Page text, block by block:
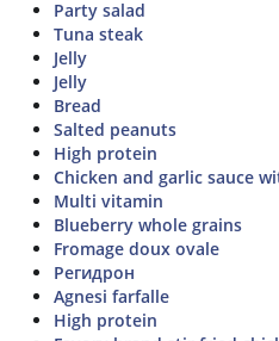
Party salad
Tuna steak
Jelly
Jelly
Bread
Salted peanuts
High protein
Chicken and garlic sauce
Multi vitamin
Blueberry whole grains
Fromage doux ovale
Регидрон
Agnesi farfalle
High protein